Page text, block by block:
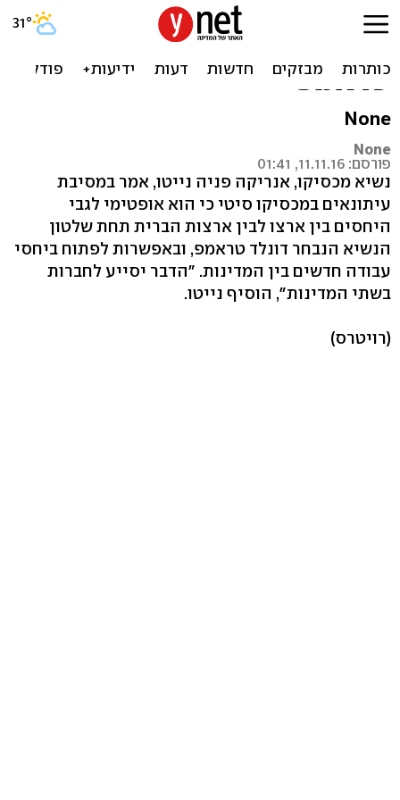
נשיא מכסיקו: "אופטימי לגבי
היחסים עם ארה"ב תחת
טראמפ"
None
None
פורסם: 11.11.16, 01:41
נשיא מכסיקו, אנריקה פניה נייטו, אמר במסיבת
עיתונאים במכסיקו סיטי כי הוא אופטימי לגבי
היחסים בין ארצו לבין ארצות הברית תחת שלטון
הנשיא הנבחר דונלד טראמפ, ובאפשרות לפתוח ביחסי
עבודה חדשים בין המדינות. "הדבר יסייע לחברות
בשתי המדינות", הוסיף נייטו.
(רויטרס)